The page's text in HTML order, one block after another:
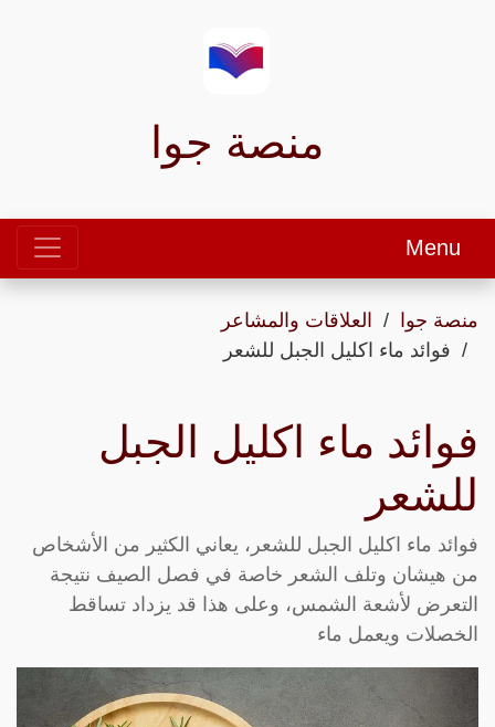
منصة جوا
Menu
منصة جوا
العلاقات والمشاعر
فوائد ماء اكليل الجبل للشعر
فوائد ماء اكليل الجبل
للشعر
فوائد ماء اكليل الجبل للشعر، يعاني الكثير من الأشخاص
من هيشان وتلف الشعر خاصة في فصل الصيف نتيجة
التعرض لأشعة الشمس، وعلى هذا قد يزداد تساقط
الخصلات ويعمل ماء